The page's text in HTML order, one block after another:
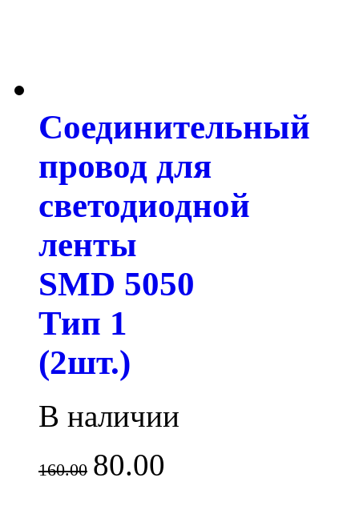
Соединительный
провод для
светодиодной
ленты
SMD 5050
Тип 1
(2шт.)
В наличии
160.00 80.00